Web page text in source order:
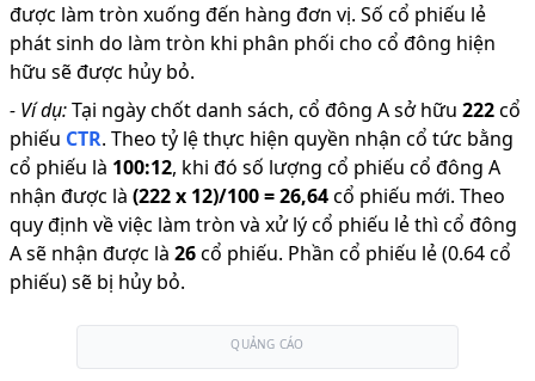
được làm tròn xuống đến hàng đơn vị. Số cổ phiếu lẻ
phát sinh do làm tròn khi phân phối cho cổ đông hiện
hữu sẽ được hủy bỏ.
- Ví dụ:Tại ngày chốt danh sách, cổ đông A sở hữu 222cổ
phiếu CTR. Theo tỷ lệ thực hiện quyền nhận cổ tức bằng
cổ phiếu là 100:12, khi đó số lượng cổ phiếu cổ đông A
nhận được là (222x 12)/100=26,64cổ phiếu mới. Theo
quy định về việc làm tròn và xử lý cổ phiếu lẻ thì cổ đông
A sẽ nhận được là 26cổ phiếu. Phần cổ phiếu lẻ (0.64 cổ
phiếu) sẽ bị hủy bỏ.
QUẢNG CÁO